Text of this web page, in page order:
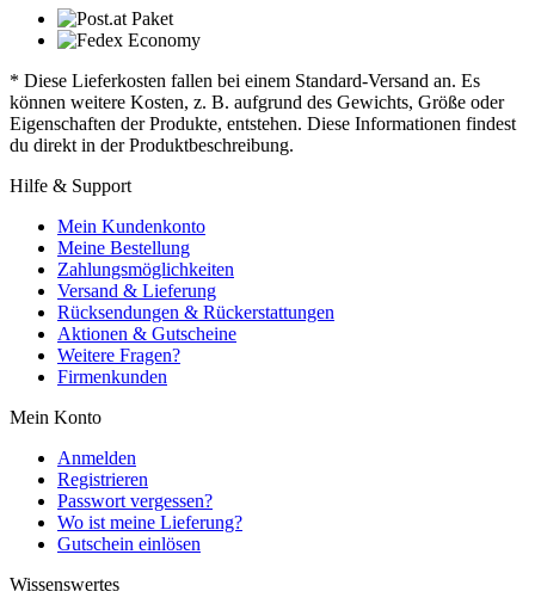
* Diese Lieferkosten fallen bei einem Standard-Versand an. Es
können weitere Kosten, z. B. aufgrund des Gewichts, Größe oder
Eigenschaften der Produkte, entstehen. Diese Informationen findest
du direkt in der Produktbeschreibung.
Hilfe & Support
Mein Kundenkonto
Meine Bestellung
Zahlungsmöglichkeiten
Versand & Lieferung
Rücksendungen & Rückerstattungen
Aktionen & Gutscheine
Weitere Fragen?
Firmenkunden
Mein Konto
Anmelden
Registrieren
Passwort vergessen?
Wo ist meine Lieferung?
Gutschein einlösen
Wissenswertes